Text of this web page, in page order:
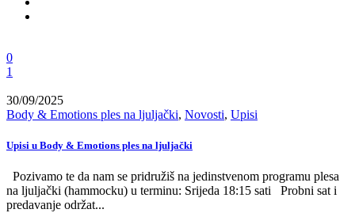
0
1
30/09/2025
Body & Emotions ples na ljuljački, Novosti, Upisi
Upisi u Body & Emotions ples na ljuljački
Pozivamo te da nam se pridružiš na jedinstvenom programu plesa
na ljuljački (hammocku) u terminu: Srijeda 18:15 sati Probni sat i
predavanje održat...